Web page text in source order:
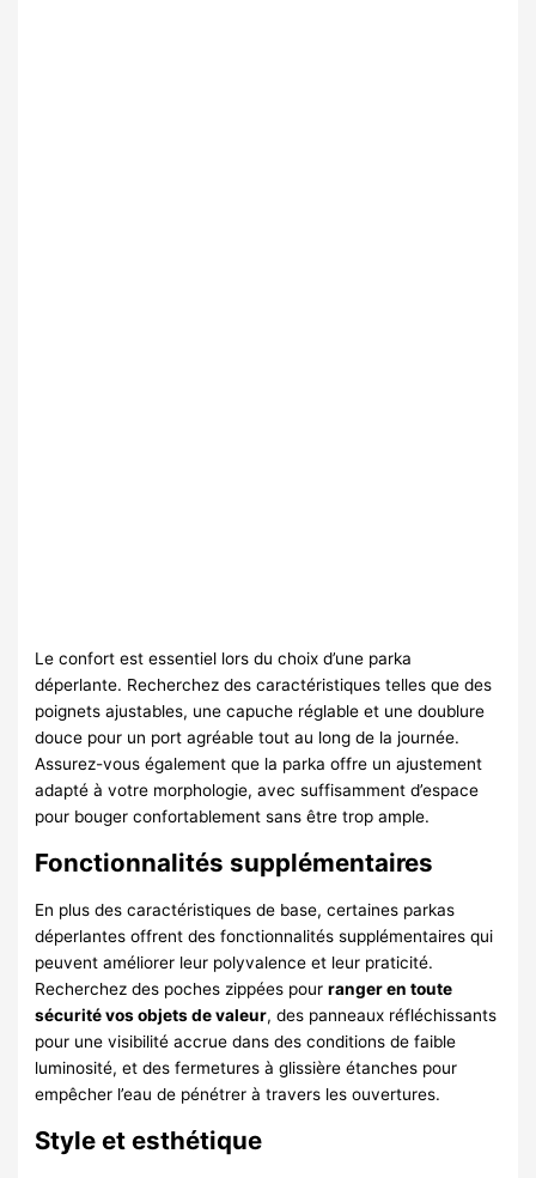
Le confort est essentiel lors du choix d’une parka
déperlante. Recherchez des caractéristiques telles que des
poignets ajustables, une capuche réglable et une doublure
douce pour un port agréable tout au long de la journée.
Assurez-vous également que la parka offre un ajustement
adapté à votre morphologie, avec suffisamment d’espace
pour bouger confortablement sans être trop ample.
Fonctionnalités supplémentaires
En plus des caractéristiques de base, certaines parkas
déperlantes offrent des fonctionnalités supplémentaires qui
peuvent améliorer leur polyvalence et leur praticité.
Recherchez des poches zippées pourranger en toute
sécurité vos objets de valeur, des panneaux réfléchissants
pour une visibilité accrue dans des conditions de faible
luminosité, et des fermetures à glissière étanches pour
empêcher l’eau de pénétrer à travers les ouvertures.
Style et esthétique